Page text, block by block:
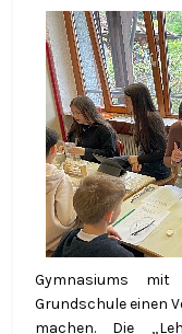
Gymnasiums
Grundschule einen
machen. Die